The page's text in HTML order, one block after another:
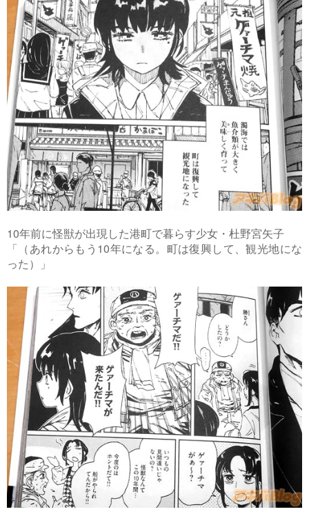
10年前に怪獣が出現した港町で暮らす少女・杜野宮矢子
「（あれからもう10年になる。町は復興して、観光地にな
った）」